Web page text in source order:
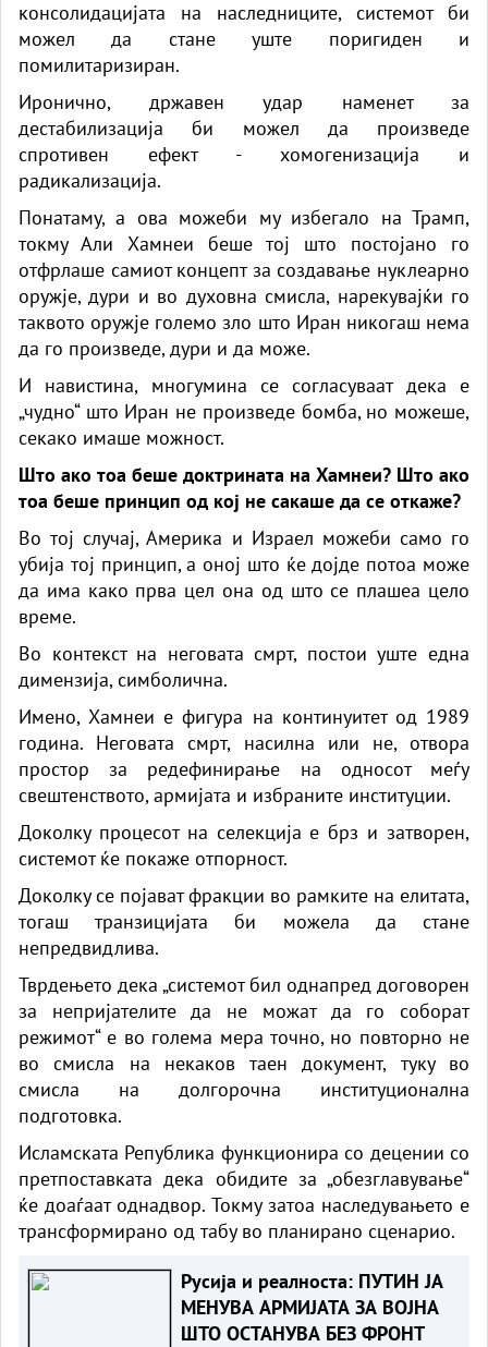
консолидацијата на наследниците, системот би
можел да стане уште поригиден и
помилитаризиран.
Иронично, државен удар наменет за
дестабилизација би можел да произведе
спротивен ефект - хомогенизација и
радикализација.
Понатаму, а ова можеби му избегало на Трамп,
токму Али Хамнеи беше тој што постојано го
отфрлаше самиот концепт за создавање нуклеарно
оружје, дури и во духовна смисла, нарекувајќи го
таквото оружје големо зло што Иран никогаш нема
да го произведе, дури и да може.
И навистина, многумина се согласуваат дека е
„чудно“ што Иран не произведе бомба, но можеше,
секако имаше можност.
Што ако тоа беше доктрината на Хамнеи? Што ако
тоа беше принцип од кој не сакаше да се откаже?
Во тој случај, Америка и Израел можеби само го
убија тој принцип, а оној што ќе дојде потоа може
да има како прва цел она од што се плашеа цело
време.
Во контекст на неговата смрт, постои уште една
димензија, симболична.
Имено, Хамнеи е фигура на континуитет од 1989
година. Неговата смрт, насилна или не, отвора
простор за редефинирање на односот меѓу
свештенството, армијата и избраните институции.
Доколку процесот на селекција е брз и затворен,
системот ќе покаже отпорност.
Доколку се појават фракции во рамките на елитата,
тогаш транзицијата би можела да стане
непредвидлива.
Тврдењето дека „системот бил однапред договорен
за непријателите да не можат да го соборат
режимот“ е во голема мера точно, но повторно не
во смисла на некаков таен документ, туку во
смисла на долгорочна институционална
подготовка.
Исламската Република функционира со децении со
претпоставката дека обидите за „обезглавување“
ќе доаѓаат однадвор. Токму затоа наследувањето е
трансформирано од табу во планирано сценарио.
Русија и реалноста: ПУТИН ЈА
МЕНУВА АРМИЈАТА ЗА ВОЈНА
ШТО ОСТАНУВА БЕЗ ФРОНТ